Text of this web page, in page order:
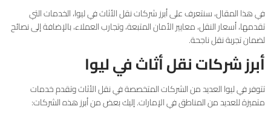
في هذا المقال، سنتعرف على أبرز شركات نقل الأثاث في ليوا، الخدمات التي
تقدمها، أسعار النقل، معايير الأمان المتبعة، وتجارب العملاء، بالإضافة إلى نصائح
لضمان تجربة نقل ناجحة.
أبرز شركات نقل أثاث في ليوا
تتوفر في ليوا العديد من الشركات المتخصصة في نقل الأثاث وتقدم خدمات
متميزة للعديد من المناطق في الإمارات. إليك بعض من أبرز هذه الشركات: